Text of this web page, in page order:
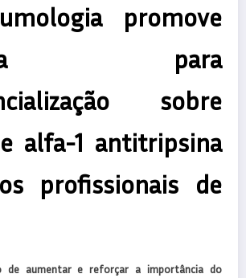
promove
para
sobre
alfa-1 antitripsina
profissionais de
de aumentar e reforçar a importância do